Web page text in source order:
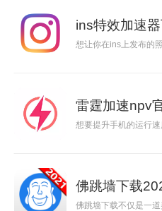
ins特效加速
想让你在ins上发布的
雷霆加速npv
想要提升手机的运行
佛跳墙下载
佛跳墙下载不仅是一